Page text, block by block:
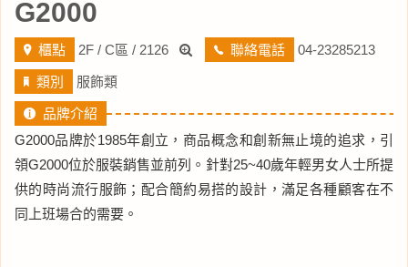
G2000
櫃點 2F / C區 / 2126 聯絡電話 04-23285213
類別 服飾類
品牌介紹
G2000品牌於1985年創立，商品概念和創新無止境的追求，引
領G2000位於服裝銷售並前列。針對25~40歲年輕男女人士所提
供的時尚流行服飾；配合簡約易搭的設計，滿足各種顧客在不
同上班場合的需要。